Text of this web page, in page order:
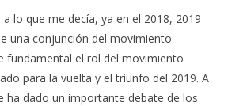
lo que me decía, ya en el 2018, 2019
una conjunción del movimiento
fundamental el rol del movimiento
para la vuelta y el triunfo del 2019. A
ha dado un importante debate de los